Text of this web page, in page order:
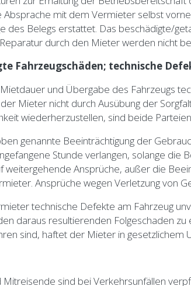
Absprache mit dem Vermieter selbst
des Belegs erstattet. Das beschädigte/
durch den Mieter werden nicht
Fahrzeugschäden; technische
und Übergabe des Fahrzeugs
Mieter nicht durch Ausübung der
wiederherzustellen, sind beide
genannte Beeinträchtigung der
Stunde verlangen, solange die
Ansprüche, außer die
Ansprüche wegen Verletzung von
technische Defekte am Fahrzeug
daraus resultierenden Folgeschaden
sind, haftet der Mieter in gesetzlichem
sind bei Verkehrsunfällen